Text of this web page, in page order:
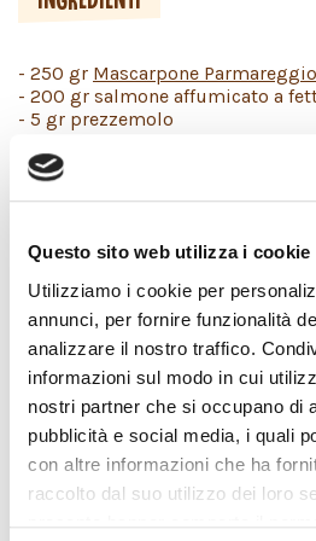
Questo sito web utilizza i cookie
Utilizziamo i cookie per
annunci, per fornire funzionalità
analizzare il nostro traffico.
informazioni sul modo in cui
nostri partner che si occupano di
pubblicità e social media, i quali
con altre informazioni che ha
raccolto dal suo utilizzo dei loro
- 250 gr Mascarpone Parmareggio
- 200 gr salmone affumicato a
- 5 gr prezzemolo
- 1 arancio
- 20 gr capperi dissalati
- 3 gr sale
- 1 gr pepe
DESCRIZIONE
In una ciotola mettere il
di scorza di limone e arancia
Tagliare finemente il